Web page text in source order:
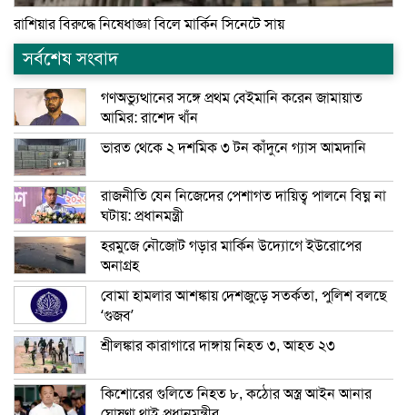
রাশিয়ার বিরুদ্ধে নিষেধাজ্ঞা বিলে মার্কিন সিনেটে সায়
সর্বশেষ সংবাদ
গণঅভ্যুত্থানের সঙ্গে প্রথম বেইমানি করেন জামায়াত
আমির: রাশেদ খাঁন
ভারত থেকে ২ দশমিক ৩ টন কাঁদুনে গ্যাস আমদানি
রাজনীতি যেন নিজেদের পেশাগত দায়িত্ব পালনে বিঘ্ন না
ঘটায়: প্রধানমন্ত্রী
হরমুজে নৌজোট গড়ার মার্কিন উদ্যোগে ইউরোপের
অনাগ্রহ
বোমা হামলার আশঙ্কায় দেশজুড়ে সতর্কতা, পুলিশ বলছে
‘গুজব’
শ্রীলঙ্কার কারাগারে দাঙ্গায় নিহত ৩, আহত ২৩
কিশোরের গুলিতে নিহত ৮, কঠোর অস্ত্র আইন আনার